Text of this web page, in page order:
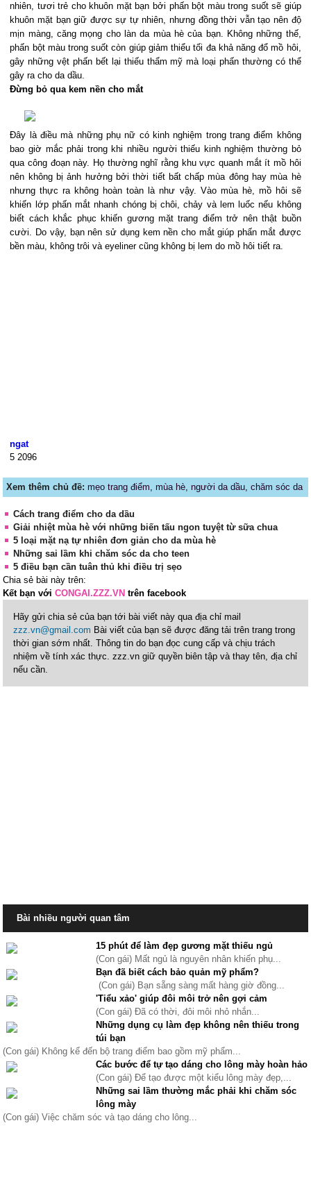
nhiên, tươi trẻ cho khuôn mặt bạn bởi phấn bột màu trong suốt sẽ giúp
khuôn mặt bạn giữ được sự tự nhiên, nhưng đồng thời vẫn tạo nên độ
mịn màng, căng mọng cho làn da mùa hè của bạn. Không những thế,
phấn bột màu trong suốt còn giúp giảm thiểu tối đa khả năng đổ mồ hôi,
gây những vệt phấn bết lại thiếu thẩm mỹ mà loại phấn thường có thể
gây ra cho da dầu.
Đừng bỏ qua kem nền cho mắt
Đây là điều mà những phụ nữ có kinh nghiệm trong trang điểm không
bao giờ mắc phải trong khi nhiều người thiếu kinh nghiệm thường bỏ
qua công đoạn này. Họ thường nghĩ rằng khu vực quanh mắt ít mồ hôi
nên không bị ảnh hưởng bởi thời tiết bất chấp mùa đông hay mùa hè
nhưng thực ra không hoàn toàn là như vậy. Vào mùa hè, mồ hôi sẽ
khiến lớp phấn mắt nhanh chóng bị chôi, chảy và lem luốc nếu không
biết cách khắc phục khiến gương mặt trang điểm trở nên thật buồn
cười. Do vậy, bạn nên sử dụng kem nền cho mắt giúp phấn mắt được
bền màu, không trôi và eyeliner cũng không bị lem do mồ hôi tiết ra.
ngat
5 2096
Xem thêm chủ đề:mẹo trang điểm,mùa hè,người da dầu,chăm sóc da
Cách trang điểm cho da dầu
Giải nhiệt mùa hè với những biến tấu ngon tuyệt từ sữa chua
5 loại mặt nạ tự nhiên đơn giản cho da mùa hè
Những sai lầm khi chăm sóc da cho teen
5 điều bạn cần tuân thủ khi điều trị sẹo
Chia sẻ bài này trên:
Kết bạn vớiCONGAI.ZZZ.VN trên facebook
Hãy gửi chia sẻ của bạn tới bài viết này qua địa chỉ mail
zzz.vn@gmail.com Bài viết của bạn sẽ được đăng tải trên trang trong
thời gian sớm nhất. Thông tin do bạn đọc cung cấp và chịu trách
nhiệm về tính xác thực. zzz.vn giữ quyền biên tập và thay tên, địa chỉ
nếu cần.
Bài nhiều người quan tâm
15 phút để làm đẹp gương mặt thiếu ngủ
(Con gái) Mất ngủ là nguyên nhân khiến phụ...
Bạn đã biết cách bảo quản mỹ phẩm?
(Con gái) Bạn sẵng sàng mất hàng giờ đồng...
'Tiểu xảo' giúp đôi môi trở nên gợi cảm
(Con gái) Đã có thời, đôi môi nhỏ nhắn...
Những dụng cụ làm đẹp không nên thiếu trong
túi bạn
(Con gái) Không kể đến bộ trang điểm bao gồm mỹ phẩm...
Các bước để tự tạo dáng cho lông mày hoàn hảo
(Con gái) Để tạo được một kiểu lông mày đẹp,...
Những sai lầm thường mắc phải khi chăm sóc
lông mày
(Con gái) Việc chăm sóc và tạo dáng cho lông...